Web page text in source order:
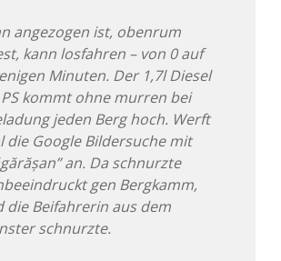
angezogen ist, obenrum
kann losfahren – von 0 auf
Minuten. Der 1,7l Diesel
kommt ohne murren bei
jeden Berg hoch. Werft
die Google Bildersuche mit
an. Da schnurzte
gen Bergkamm,
die Beifahrerin aus dem
schnurzte.